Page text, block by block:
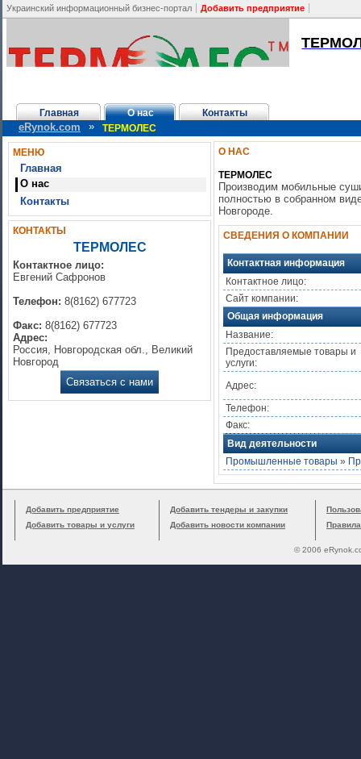
Украинский информационный бизнес-портал Добавить предприятие
Главная О нас Контакты
eRynok.com » ТЕРМОЛЕС
МЕНЮ
Главная
О нас
Контакты
КОНТАКТЫ
ТЕРМОЛЕС
Контактное лицо:
Евгений Сафронов
Телефон: 8(8162) 677723
Факс: 8(8162) 677723
Адрес:
Россия, Новгородская обл., Великий
Новгород
Связаться с нами
О НАС
ТЕРМОЛЕС
Производим мобильные
полностью в собранном
Новгороде.
СВЕДЕНИЯ О КОМПАНИИ
Контактная информация
Контактное лицо:
Сайт компании:
Общая информация
Название:
Предоставляемые товары и
услуги:
Адрес:
Телефон:
Факс:
Вид деятельности
Промышленные товары »
Добавить предприятие
Добавить товары и услуги
Добавить тендеры и закупки
Добавить новости компании
© 2006